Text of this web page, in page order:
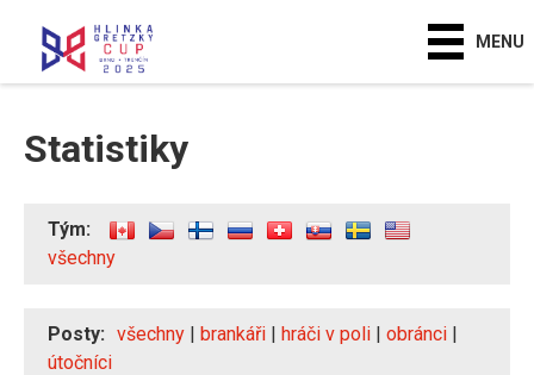
MENU
Statistiky
Tým:
všechny
Posty: všechny | brankáři | hráči v poli | obránci |
útočníci